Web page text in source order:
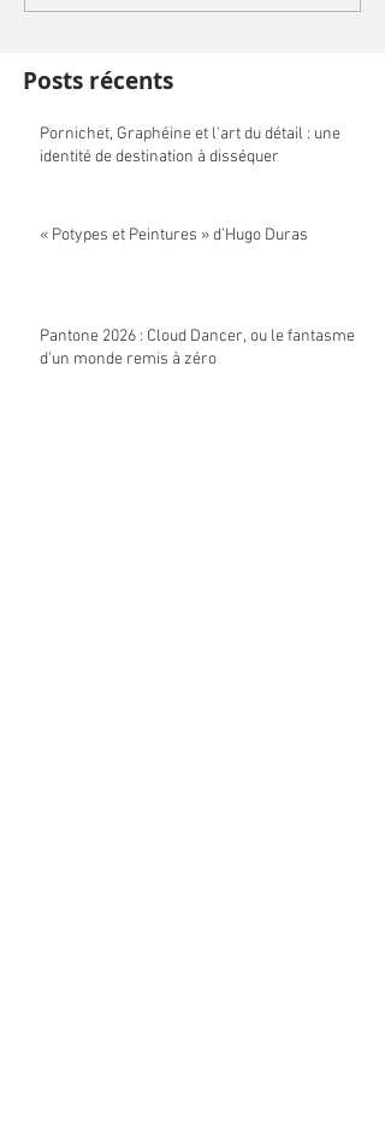
Posts récents
Pornichet, Graphéine et l'art du détail : une
identité de destination à disséquer
« Potypes et Peintures » d’Hugo Duras
Pantone 2026 : Cloud Dancer, ou le fantasme
d’un monde remis à zéro